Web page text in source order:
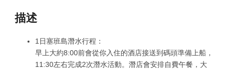
Diving
描述
1日塞班島潛水行程：
早上大約8:00前會從你入住的酒店接送到碼頭準備上船，
11:30左右完成2次潛水活動。潛店會安排自費午餐，大